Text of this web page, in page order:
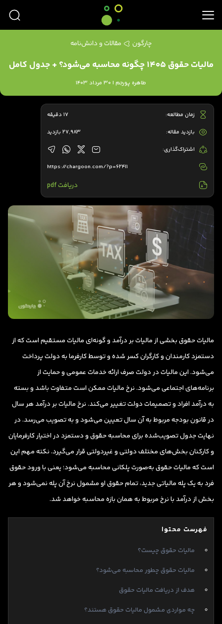
چارگون مقالات و دانش‌نامه
مالیات حقوق ۱۴۰۵ چگونه محاسبه می‌شود؟ + جدول کامل
طاهره پورجم | 30 مرداد 1403
مالیات حقوق بخشی از مالیات بر درآمد و گونه‌ای مالیات مستقیم است که از
دستمزد کارمندان و کارگران کسر شده و توسط کارفرما به دولت پرداخت
می‌شود. این مالیات در دولت صرف ارائه خدمات عمومی و حمایت از
برنامه‌های اجتماعی می‌شود. نرخ مالیات ممکن است متفاوت باشد و بسته
به درآمد افراد و تصمیمات دولت تغییر می‌کند. نرخ مالیات بر درآمد هر سال
در قانون بودجه مربوط به آن سال تعیین می‌شود و به تصویب می‌رسد. در
نهایت جدول تصویب‌شده برای محاسبه حقوق و دستمزد در اختیار کارفرمایان
و کارکنان بخش‌های مختلف دولتی و غیردولتی قرار می‌گیرد. نکته مهم این
است که مالیات حقوق به‌صورت پلکانی محاسبه می‌شود؛ یعنی با ورود حقوق
فرد به یک پله مالیاتی جدید، تمام حقوق او مشمول نرخ آن پله نمی‌شود و هر
بخش از درآمد با نرخ مربوط به همان بازه محاسبه خواهد شد.
فهرست محتوا
مالیات حقوق چیست؟
مالیات حقوق چطور محاسبه می‌شود؟
هدف از دریافت مالیات حقوق
چه مواردی مشمول مالیات حقوق هستند؟
زمان مطالعه: 17 دقیقه
بازدید مقاله: 27,983 بازدید
اشتراک‌گذاری:
https://chargoon.com/?p=62411
دریافت pdf